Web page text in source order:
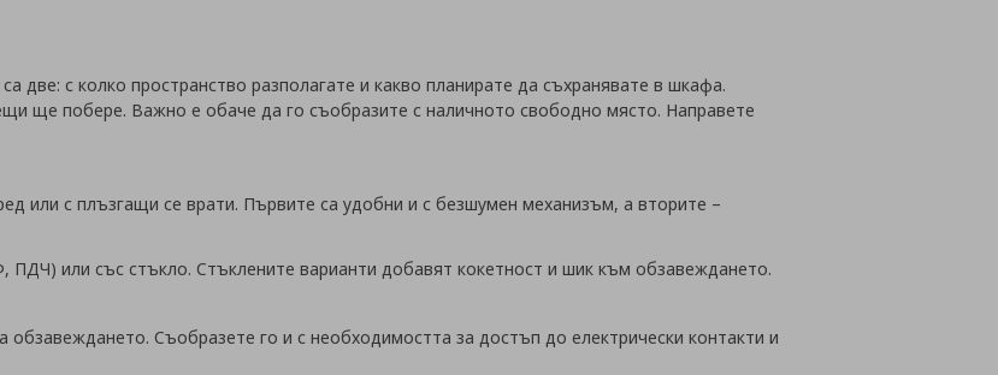
две: с колко пространство разполагате и какво планирате да съхранявате в шкафа.
ще побере. Важно е обаче да го съобразите с наличното свободно място. Направете
или с плъзгащи се врати. Първите са удобни и с безшумен механизъм, а вторите –
или със стъкло. Стъклените варианти добавят кокетност и шик към обзавеждането.
Съобразете го и с необходимостта за достъп до електрически контакти и